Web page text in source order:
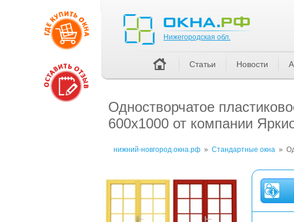
Одностворчатое
600x1000 от компании
нижний-новгород.окна.рф » Стандартные окна »
Нижегородская обл.
Статьи Новости